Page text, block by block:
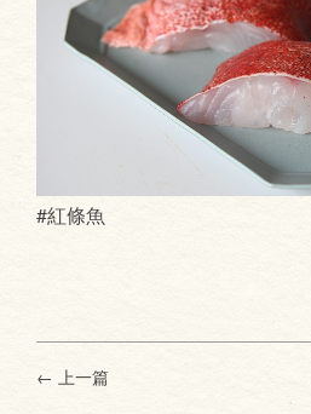
#紅條魚
← 上一篇